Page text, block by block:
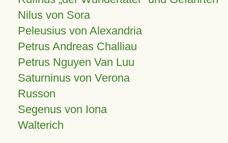
Nilus von Sora
Peleusius von Alexandria
Petrus Andreas Challiau
Petrus Nguyen Van Luu
Saturninus von Verona
Russon
Segenus von Iona
Walterich